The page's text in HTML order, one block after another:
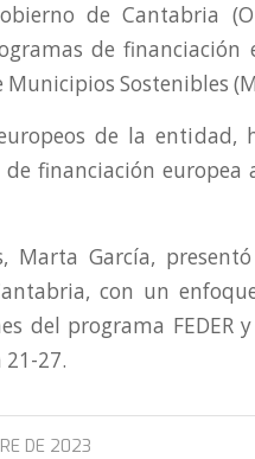
de Cantabria
de financiación
Sostenibles
de la entidad,
financiación europea
Marta García,
con un
del programa FEDER
21-27.
DE 2023